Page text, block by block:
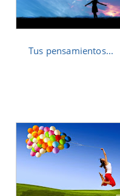
Tus pensamientos...